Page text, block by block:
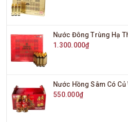
1.300.000₫
550.000₫